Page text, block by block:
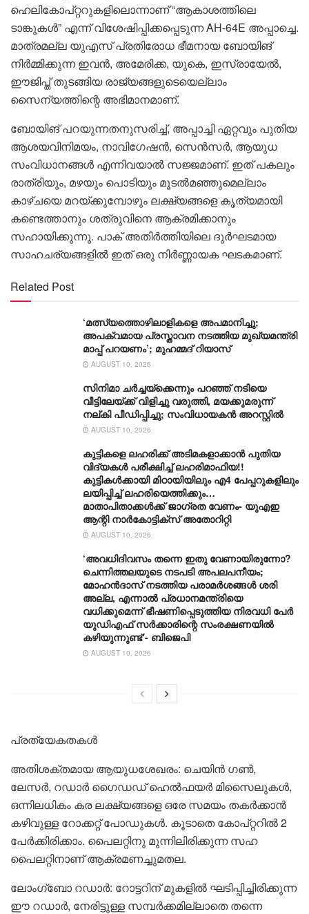
ഹെലികോപ്റ്ററുകളിലൊന്നാണ് “ആകാശത്തിലെ
ടാങ്കുകൾ” എന്ന് വിശേഷിപ്പിക്കപ്പെടുന്ന AH-64E അപ്പാച്ചെ.
മാത്രമല്ല യുഎസ് പ്രതിരോധ ഭീമനായ ബോയിങ്
നിർമ്മിക്കുന്ന ഇവൻ, അമേരിക്ക, യുകെ, ഇസ്രായേൽ,
ഈജിപ്ത് തുടങ്ങിയ രാജ്യങ്ങളുടെയെല്ലാം
സൈന്യത്തിന്റെ അഭിമാനമാണ്.
ബോയിങ് പറയുന്നതനുസരിച്ച്, അപ്പാച്ചി ഏറ്റവും പുതിയ
ആശയവിനിമയം, നാവിഗേഷൻ, സെൻസർ, ആയുധ
സംവിധാനങ്ങൾ എന്നിവയാൽ സജ്ജമാണ്. ഇത് പകലും
രാത്രിയും, മഴയും പൊടിയും മൂടൽമഞ്ഞുമെല്ലാം
കാഴ്ചയെ മറയ്ക്കുമ്പോഴും ലക്ഷ്യങ്ങളെ കൃത്യമായി
കണ്ടെത്താനും ശത്രുവിനെ ആക്രമിക്കാനും
സഹായിക്കുന്നു. പാക് അതിർത്തിയിലെ ദുർഘടമായ
സാഹചര്യങ്ങളിൽ ഇത് ഒരു നിർണ്ണായക ഘടകമാണ്.
Related Post
‘മത്സ്യത്തൊഴിലാളികളെ അപമാനിച്ചു;
അപക്വമായ പ്രസ്താവന നടത്തിയ മുഖ്യമന്ത്രി
മാപ്പ് പറയണം’; മുഹമ്മദ് റിയാസ്
AUGUST 10, 2026
സിനിമാ ചർച്ചയ്ക്കെന്നും പറഞ്ഞ് നടിയെ
വീട്ടിലേയ്ക്ക് വിളിച്ചു വരുത്തി, മയക്കുമരുന്ന്
നല്കി പീഡിപ്പിച്ചു; സംവിധായകൻ അറസ്റ്റിൽ
AUGUST 10, 2026
കുട്ടികളെ ലഹരിക്ക് അടിമകളാക്കാൻ പുതിയ
വിദ്യകൾ പരീക്ഷിച്ച് ലഹരിമാഫിയ!!
കുട്ടികൾക്കായി മിഠായിയിലും എ4 പേപ്പറുകളിലും
ലയിപ്പിച്ച് ലഹരിയെത്തിക്കും…
മാതാപിതാക്കൾക്ക് ജാ​ഗ്രത വേണം- യുഎഇ
ആന്റി നാർകോട്ടിക്‌സ് അതോറിറ്റി
AUGUST 10, 2026
‘അവധിദിവസം തന്നെ ഇതു വേണായിരുന്നോ?
ചെന്നിത്തലയുടെ നടപടി അപലപനീയം;
മോഹൻദാസ് നടത്തിയ പരാമർശങ്ങൾ ശരി
അല്ല, എന്നാൽ പ്രധാനമന്ത്രിയെ
വധിക്കുമെന്ന് ഭീഷണിപ്പെടുത്തിയ നിരവധി പേർ
യുഡിഎഫ് സർക്കാരിന്റെ സംരക്ഷണയിൽ
കഴിയുന്നുണ്ട്‘- ബിജെപി
AUGUST 10, 2026
പ്രത്യേകതകൾ
അതിശക്തമായ ആയുധശേഖരം: ചെയിൻ ഗൺ,
ലേസർ, റഡാർ ഗൈഡഡ് ഹെൽഫയർ മിസൈലുകൾ,
ഒന്നിലധികം കര ലക്ഷ്യങ്ങളെ ഒരേ സമയം തകർക്കാൻ
കഴിവുള്ള റോക്കറ്റ് പോഡുകൾ. കൂടാതെ കോപ്റ്ററിൽ 2
പേർക്കിരിക്കാം. പൈലറ്റിനു മുന്നിലിരിക്കുന്ന സഹ
പൈലറ്റിനാണ് ആക്രമണച്ചുമതല.
ലോംഗ്ബോ റഡാർ: റോട്ടറിന് മുകളിൽ ഘടിപ്പിച്ചിരിക്കുന്ന
ഈ റഡാർ, നേരിട്ടുള്ള സമ്പർക്കമില്ലാതെ തന്നെ